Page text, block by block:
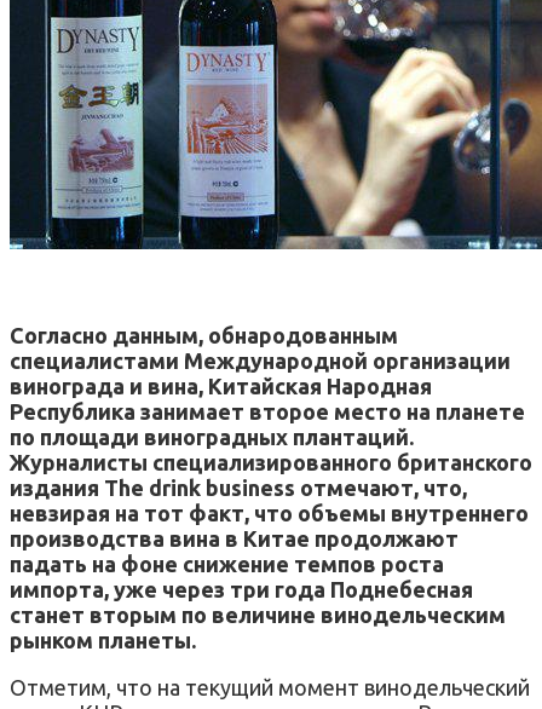
Согласно данным, обнародованным
специалистами Международной организации
винограда и вина, Китайская Народная
Республика занимает второе место на планете
по площади виноградных плантаций.
Журналисты специализированного британского
издания The drink business отмечают, что,
невзирая на тот факт, что объемы внутреннего
производства вина в Китае продолжают
падать на фоне снижение темпов роста
импорта, уже через три года Поднебесная
станет вторым по величине винодельческим
рынком планеты.
Отметим, что на текущий момент винодельческий